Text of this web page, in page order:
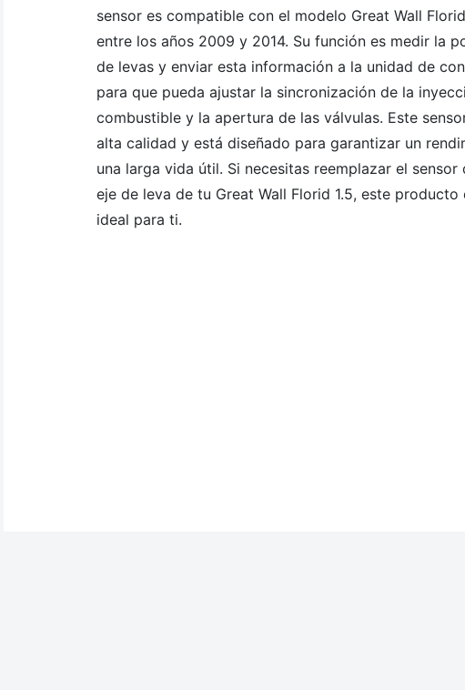
sensor es compatible con el modelo Great Wall
entre los años 2009 y 2014. Su función es medir la
de levas y enviar esta información a la unidad de
para que pueda ajustar la sincronización de la
combustible y la apertura de las válvulas. Este
alta calidad y está diseñado para garantizar un
una larga vida útil. Si necesitas reemplazar el sensor
eje de leva de tu Great Wall Florid 1.5, este producto
ideal para ti.